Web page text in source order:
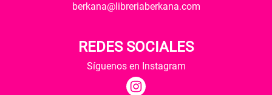
berkana@libreriaberkana.com
REDES SOCIALES
Síguenos en Instagram